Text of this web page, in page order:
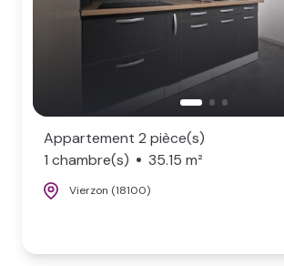
Appartement 2 pièce(s)
1 chambre(s)
35.15 m²
Vierzon (18100)